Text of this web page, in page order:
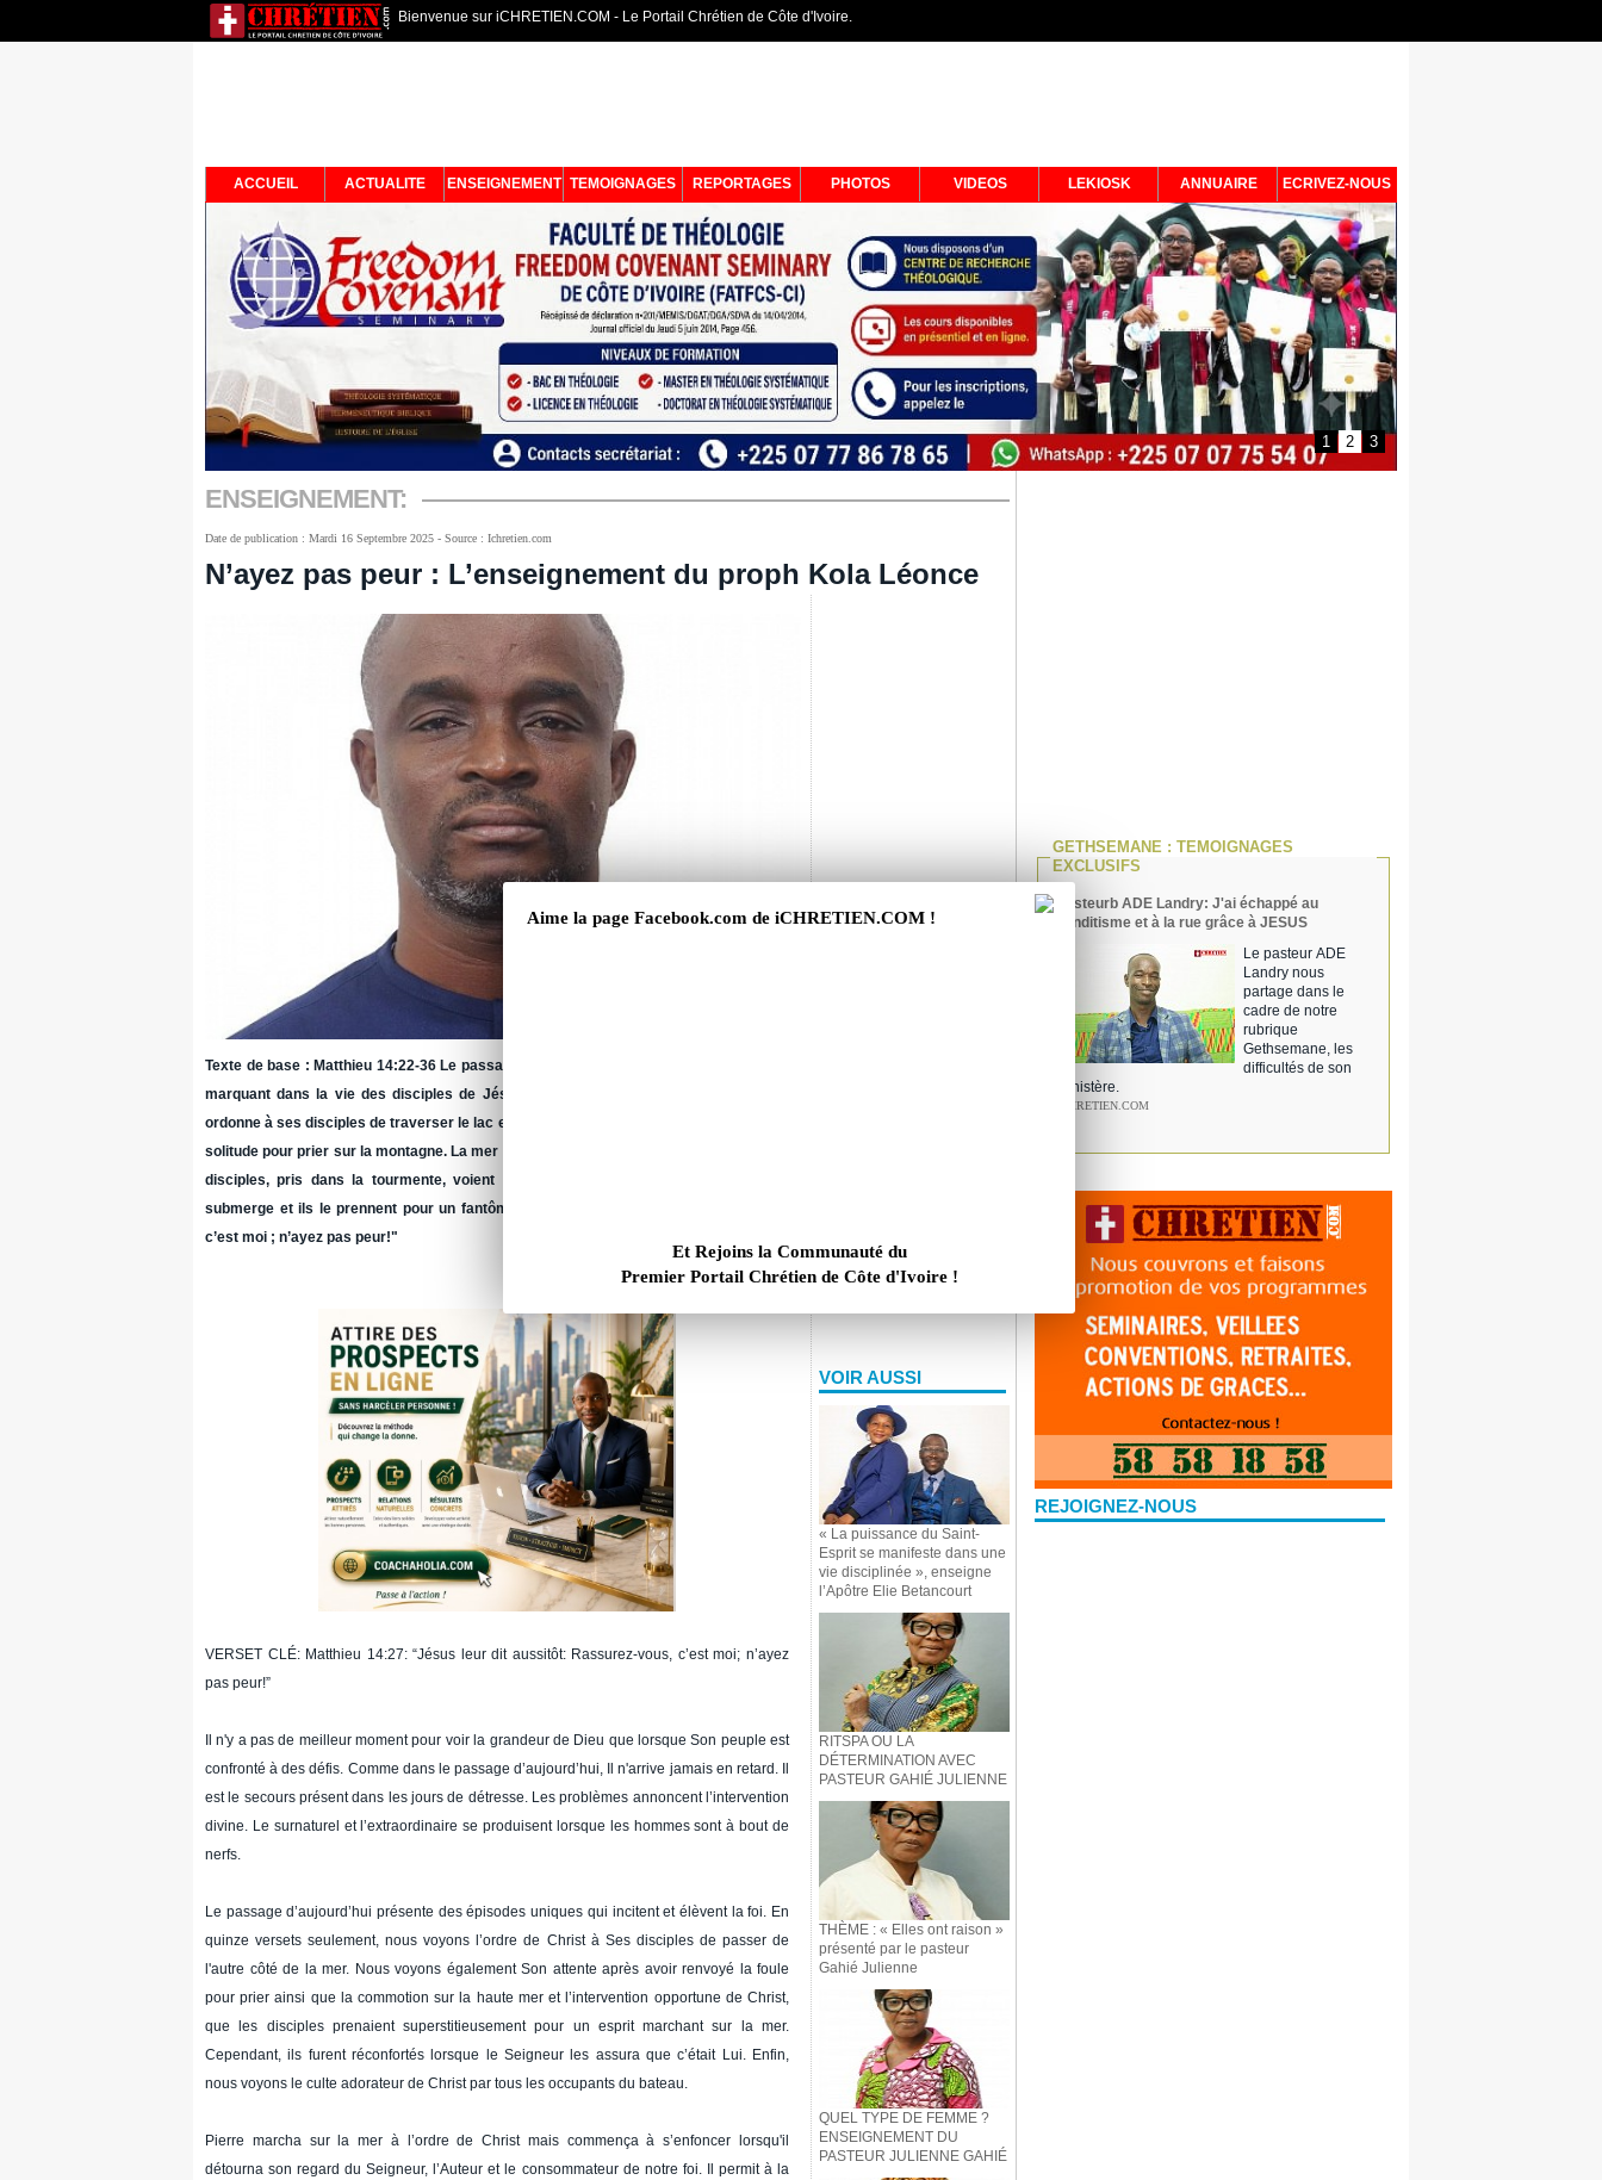
Aime la page Facebook.com de iCHRETIEN.COM !
Et Rejoins la Communauté du
Premier Portail Chrétien de Côte d'Ivoire !
Bienvenue sur iCHRETIEN.COM - Le Portail Chrétien de Côte d'Ivoire.
ACCUEIL ACTUALITE ENSEIGNEMENT TEMOIGNAGES REPORTAGES PHOTOS VIDEOS LEKIOSK ANNUAIRE ECRIVEZ-NOUS
ENSEIGNEMENT:
Date de publication : Mardi 16 Septembre 2025 - Source : Ichretien.com
N’ayez pas peur : L’enseignement du proph Kola Léonce
Texte de base : Matthieu 14:22-36 Le passage de Matthieu 14:22-36 relate un épisode
marquant dans la vie des disciples de Jésus. Après avoir nourri les foules, Jésus
ordonne à ses disciples de traverser le lac en barque, tandis qu’il prend un moment de
solitude pour prier sur la montagne. La mer se déchaîne, les vagues sont fortes, et les
disciples, pris dans la tourmente, voient Jésus marcher sur l'eau. Leur peur les
submerge et ils le prennent pour un fantôme. Mais Jésus leur dit : "Rassurez-vous,
c’est moi ; n’ayez pas peur!"
VERSET CLÉ: Matthieu 14:27: “Jésus leur dit aussitôt: Rassurez-vous, c’est moi; n’ayez
pas peur!”
Il n'y a pas de meilleur moment pour voir la grandeur de Dieu que lorsque Son peuple est
confronté à des défis. Comme dans le passage d’aujourd’hui, Il n'arrive jamais en retard. Il
est le secours présent dans les jours de détresse. Les problèmes annoncent l’intervention
divine. Le surnaturel et l’extraordinaire se produisent lorsque les hommes sont à bout de
nerfs.
Le passage d’aujourd’hui présente des épisodes uniques qui incitent et élèvent la foi. En
quinze versets seulement, nous voyons l’ordre de Christ à Ses disciples de passer de
l'autre côté de la mer. Nous voyons également Son attente après avoir renvoyé la foule
pour prier ainsi que la commotion sur la haute mer et l’intervention opportune de Christ,
que les disciples prenaient superstitieusement pour un esprit marchant sur la mer.
Cependant, ils furent réconfortés lorsque le Seigneur les assura que c’était Lui. Enfin,
nous voyons le culte adorateur de Christ par tous les occupants du bateau.
Pierre marcha sur la mer à l’ordre de Christ mais commença à s’enfoncer lorsqu'il
détourna son regard du Seigneur, l’Auteur et le consommateur de notre foi. Il permit à la
VOIR AUSSI
« La puissance du Saint-
Esprit se manifeste dans une
vie disciplinée », enseigne
l’Apôtre Elie Betancourt
RITSPA OU LA
DÉTERMINATION AVEC
PASTEUR GAHIÉ JULIENNE
THÈME : « Elles ont raison »
présenté par le pasteur
Gahié Julienne
QUEL TYPE DE FEMME ?
ENSEIGNEMENT DU
PASTEUR JULIENNE GAHIÉ
GETHSEMANE : TEMOIGNAGES
EXCLUSIFS
Pasteurb ADE Landry: J'ai échappé au
banditisme et à la rue grâce à JESUS
Le pasteur ADE
Landry nous
partage dans le
cadre de notre
rubrique
Gethsemane, les
difficultés de son
ministère.
ICHRETIEN.COM
REJOIGNEZ-NOUS